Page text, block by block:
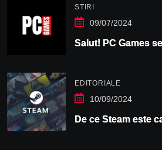
STIRI
09/07/2024
Salut! PC Games
EDITORIALE
10/09/2024
De ce Steam este